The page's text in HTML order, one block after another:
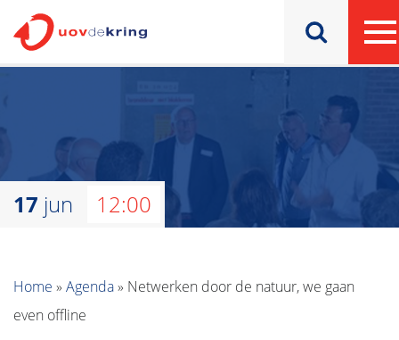
Home » Agenda» Netwerken door de natuur, we gaan
even offline
17 jun 12:00